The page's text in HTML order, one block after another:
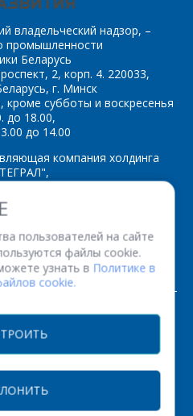
пользователей на сайте
файлы cookie.
узнать в Политике в
cookie.
владельческий надзор, –
промышленности
Беларусь
2, корп. 4. 220033,
г. Минск
субботы и воскресенья
до 18.00,
до 14.00
компания холдинга
327, г. Минск, 220108,
Беларусь
12 94 УНП 100386629
от 01.08.2013 г.
защищены.